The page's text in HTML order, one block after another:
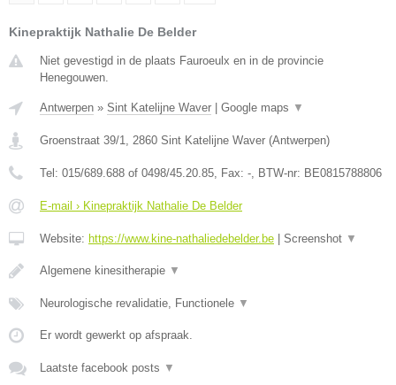
Kinepraktijk Nathalie De Belder
Niet gevestigd in de plaats Fauroeulx en in de provincie
Henegouwen.
Antwerpen » Sint Katelijne Waver Google maps ▼
Groenstraat 39/1, 2860 Sint Katelijne Waver (Antwerpen)
Tel: 015/689.688 of 0498/45.20.85, Fax: -, BTW-nr: BE0815788806
E-mail › Kinepraktijk Nathalie De Belder
Website: https://www.kine-nathaliedebelder.be Screenshot ▼
Algemene kinesitherapie ▼
Neurologische revalidatie, Functionele ▼
Er wordt gewerkt op afspraak.
Laatste facebook posts ▼